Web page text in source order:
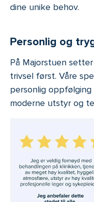
dine unike behov.
Personlig og
På Majorstuen
trivsel først. Våre
personlig
moderne utstyr og